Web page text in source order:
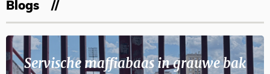
Blogs
Servische maffiabaas in grauwe bak